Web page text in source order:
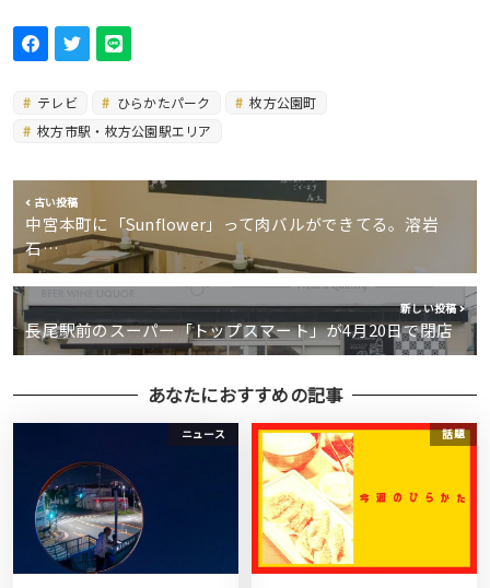
テレビ ひらかたパーク
枚方公園町
枚方市駅・枚方公園駅エリア
古い投稿
中宮本町に「Sunflower」って肉バルができてる。溶岩
石…
新しい投稿
長尾駅前のスーパー「トップスマート」が4月20日で閉店
あなたにおすすめの記事
ニュース 話題